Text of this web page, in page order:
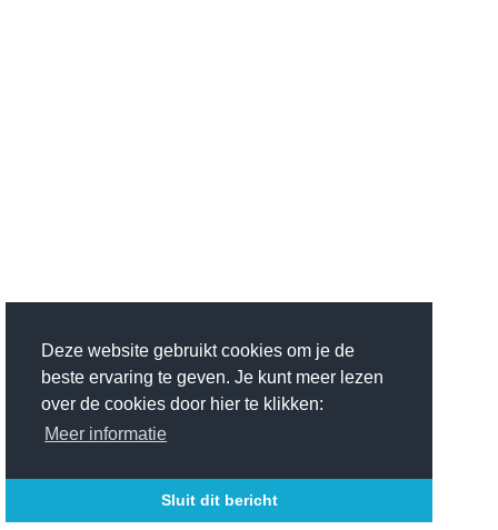
Deze website gebruikt cookies om je de
beste ervaring te geven. Je kunt meer lezen
over de cookies door hier te klikken:
Meer informatie
Sluit dit bericht